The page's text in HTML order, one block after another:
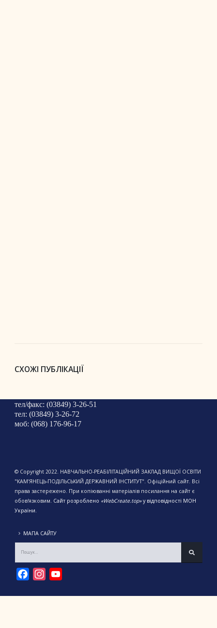
СХОЖІ ПУБЛІКАЦІЇ
тел/факс: (03849) 3-26-51
тел: (03849) 3-26-72
моб: (068) 176-96-17
© Copyright 2022. НАВЧАЛЬНО-РЕАБІЛІТАЦІЙНИЙ ЗАКЛАД ВИЩОЇ ОСВІТИ
"КАМ'ЯНЕЦЬ-ПОДІЛЬСЬКИЙ ДЕРЖАВНИЙ ІНСТИТУТ". Офіційний сайт. Всі
права застережено. При копіюванні матеріалів посилання на сайт є
обов'язковим. Сайт розроблено «WebCreate.top»у відповідності МОН
України.
МАПА САЙТУ
FacebookInstagram